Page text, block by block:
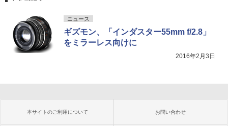
ニュース
ギズモン、「インダスター55mm f/2.8」
をミラーレス向けに
2016年2月3日
本サイトのご利用について お問い合わせ